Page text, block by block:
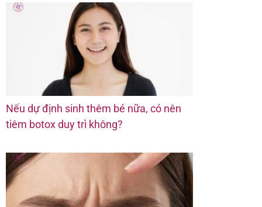
Nếu dự định sinh thêm bé nữa, có nên
tiêm botox duy trì không?